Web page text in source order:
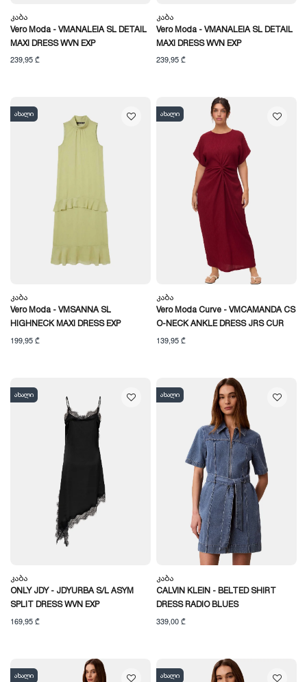
Კაბა
Vero Moda - VMANALEIA SL DETAIL
MAXI DRESS WVN EXP
239,95 ₾
Კაბა
Vero Moda - VMANALEIA SL DETAIL
MAXI DRESS WVN EXP
239,95 ₾
ახალი
Კაბა
Vero Moda - VMSANNA SL
HIGHNECK MAXI DRESS EXP
199,95 ₾
ახალი
Კაბა
Vero Moda Curve - VMCAMANDA CS
O-NECK ANKLE DRESS JRS CUR
139,95 ₾
ახალი
Კაბა
ONLY JDY - JDYURBA S/L ASYM
SPLIT DRESS WVN EXP
169,95 ₾
ახალი
Კაბა
CALVIN KLEIN - BELTED SHIRT
DRESS RADIO BLUES
339,00 ₾
ახალი ახალი